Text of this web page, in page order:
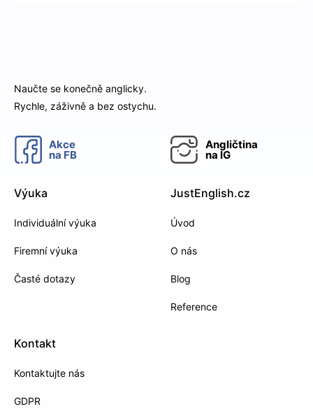
Naučte se konečně anglicky.
Rychle, záživně a bez ostychu.
Akce
na FB
Angličtina
na IG
Výuka
Individuální výuka
Firemní výuka
Časté dotazy
JustEnglish.cz
Úvod
O nás
Blog
Reference
Kontakt
Kontaktujte nás
GDPR